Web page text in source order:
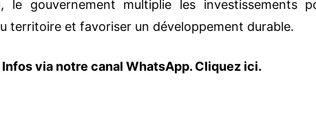
le gouvernement multiplie les investissements
territoire et favoriser un développement durable.
via notre canal WhatsApp. Cliquez ici.